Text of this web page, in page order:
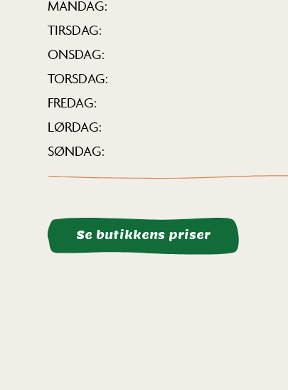
MANDAG
TIRSDAG
ONSDAG
TORSDAG
FREDAG
LØRDAG
SØNDAG
Se butikkens priser